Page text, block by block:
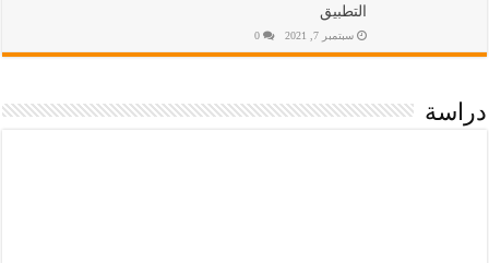
التطبيق
سبتمبر 7, 2021 0
دراسة